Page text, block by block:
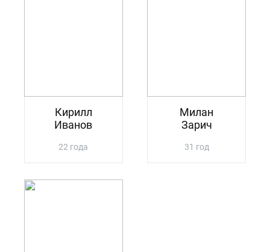
Кирилл
Иванов
22 года
Милан
Зарич
31 год